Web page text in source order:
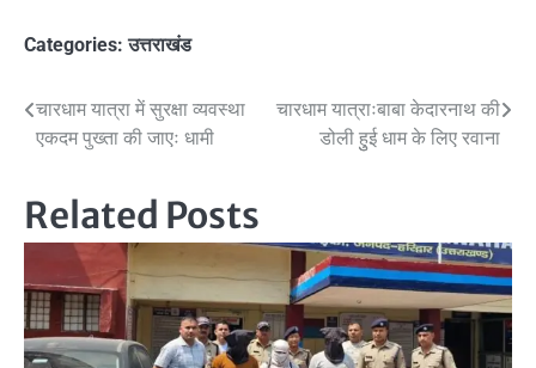
Categories:उत्तराखंड
Post
navigation
चारधाम यात्रा में सुरक्षा व्यवस्था
एकदम पुख्ता की जाएः धामी
चारधाम यात्राःबाबा केदारनाथ की
डोली हुुई धाम के लिए रवाना
Related Posts